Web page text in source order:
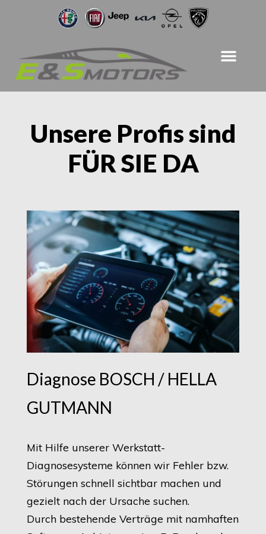
Unsere Profis sind
FÜR SIE DA
Diagnose BOSCH / HELLA
GUTMANN
Mit Hilfe unserer Werkstatt-
Diagnosesysteme können wir Fehler bzw.
Störungen schnell sichtbar machen und
gezielt nach der Ursache suchen.
Durch bestehende Verträge mit namhaften